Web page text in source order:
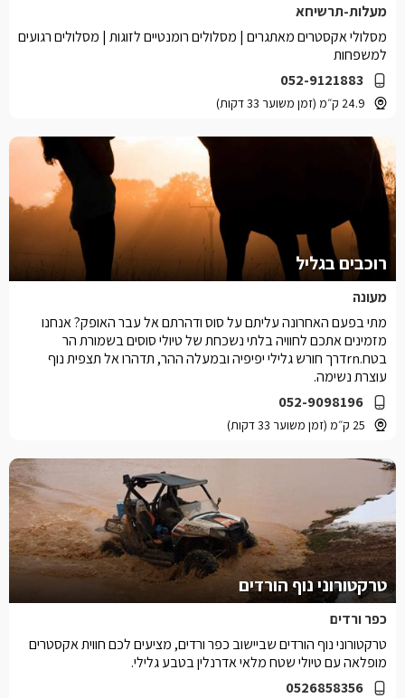
מעלות-תרשיחא
052-9121883
24.9 ק״מ (זמן משוער 33 דקות)
מסלולי אקסטרים מאתגרים | מסלולים רומנטיים לזוגות | מסלולים רגועים
למשפחות
רוכבים בגליל
מעונה
052-9098196
25 ק״מ (זמן משוער 33 דקות)
מתי בפעם האחרונה עליתם על סוס ודהרתם אל עבר האופק? אנחנו
מזמינים אתכם לחוויה בלתי נשכחת של טיולי סוסים בשמורת הר
בטח.rnדרך חורש גלילי יפיפיה ובמעלה ההר, תדהרו אל תצפית נוף
עוצרת נשימה.
טרקטורוני נוף הורדים
כפר ורדים
0526858356
טרקטורוני נוף הורדים שביישוב כפר ורדים, מציעים לכם חווית אקסטרים
מופלאה עם טיולי שטח מלאי אדרנלין בטבע גלילי.